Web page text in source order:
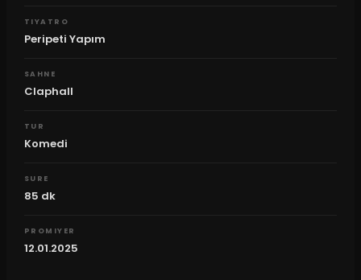
TIYATRO
Peripeti Yapım
SAHNE
Claphall
TUR
Komedi
SURE
85 dk
PROMIYER
12.01.2025